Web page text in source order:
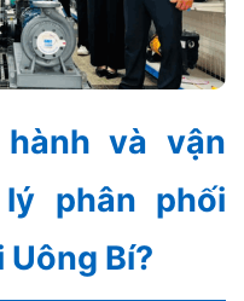
và vận
phân phối
Bí?